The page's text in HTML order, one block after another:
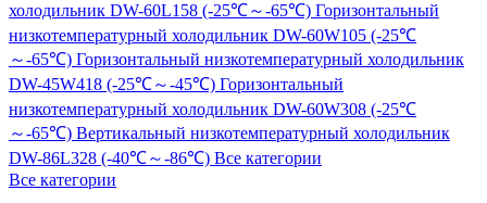
холодильник DW-60L158 (-25℃～-65℃) Горизонтальный
низкотемпературный холодильник DW-60W105 (-25℃
～-65℃) Горизонтальный низкотемпературный холодильник
DW-45W418 (-25℃～-45℃) Горизонтальный
низкотемпературный холодильник DW-60W308 (-25℃
～-65℃) Вертикальный низкотемпературный холодильник
DW-86L328 (-40℃～-86℃) Все категории
Все категории